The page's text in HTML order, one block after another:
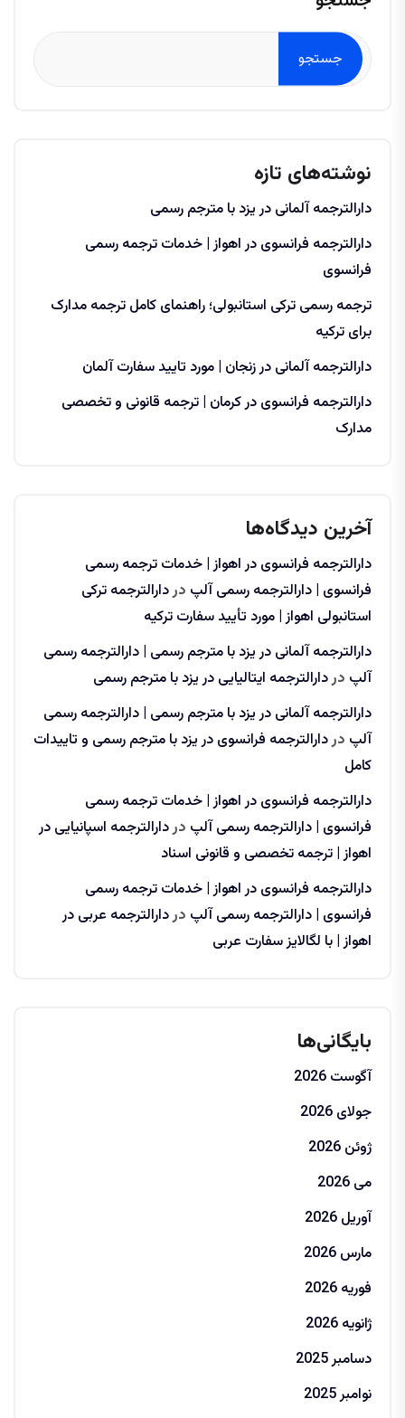
جستجو
نوشته‌های تازه
دارالترجمه آلمانی در یزد با مترجم رسمی
دارالترجمه فرانسوی در اهواز | خدمات ترجمه رسمی
فرانسوی
ترجمه رسمی ترکی استانبولی؛ راهنمای کامل ترجمه مدارک
برای ترکیه
دارالترجمه آلمانی در زنجان | مورد تایید سفارت آلمان
دارالترجمه فرانسوی در کرمان | ترجمه قانونی و تخصصی
مدارک
آخرین دیدگاه‌ها
دارالترجمه فرانسوی در اهواز | خدمات ترجمه رسمی
فرانسوی | دارالترجمه رسمی آلپ دردارالترجمه ترکی
استانبولی اهواز | مورد تأیید سفارت ترکیه
دارالترجمه آلمانی در یزد با مترجم رسمی | دارالترجمه رسمی
آلپ دردارالترجمه ایتالیایی در یزد با مترجم رسمی
دارالترجمه آلمانی در یزد با مترجم رسمی | دارالترجمه رسمی
آلپ دردارالترجمه فرانسوی در یزد با مترجم رسمی و تاییدات
کامل
دارالترجمه فرانسوی در اهواز | خدمات ترجمه رسمی
فرانسوی | دارالترجمه رسمی آلپ دردارالترجمه اسپانیایی در
اهواز | ترجمه تخصصی و قانونی اسناد
دارالترجمه فرانسوی در اهواز | خدمات ترجمه رسمی
فرانسوی | دارالترجمه رسمی آلپ دردارالترجمه عربی در
اهواز | با لگالایز سفارت عربی
بایگانی‌ها
آگوست 2026
جولای 2026
ژوئن 2026
می 2026
آوریل 2026
مارس 2026
فوریه 2026
ژانویه 2026
دسامبر 2025
نوامبر 2025